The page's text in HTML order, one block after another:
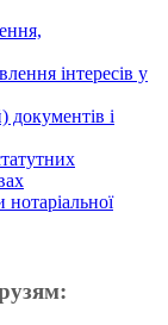
інтересів у
документів і